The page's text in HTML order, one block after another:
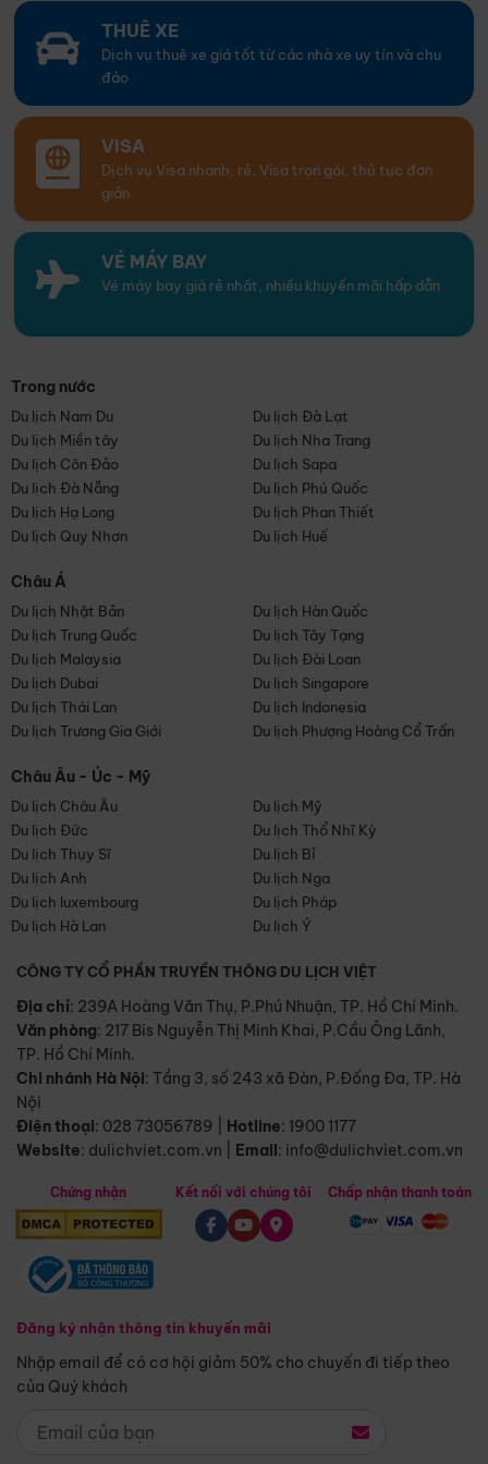
THUÊ XE
Dịch vụ thuê xe giá tốt từ các nhà xe uy tín và chu
đáo
VISA
Dịch vụ Visa nhanh, rẻ. Visa trọn gói, thủ tục đơn
giản
VÉ MÁY BAY
Vé máy bay giá rẻ nhất, nhiều khuyến mãi hấp dẫn
Trong nước
Du lịch Nam Du
Du lịch Đà Lạt
Du lịch Miền tây
Du lịch Nha Trang
Du lịch Côn Đảo
Du lịch Sapa
Du lịch Đà Nẵng
Du lịch Phú Quốc
Du lịch Hạ Long
Du lịch Phan Thiết
Du lịch Quy Nhơn
Du lịch Huế
Châu Á
Du lịch Nhật Bản
Du lịch Hàn Quốc
Du lịch Trung Quốc
Du lịch Tây Tạng
Du lịch Malaysia
Du lịch Đài Loan
Du lịch Dubai
Du lịch Singapore
Du lịch Thái Lan
Du lịch Indonesia
Du lịch Trương Gia Giới
Du lịch Phượng Hoàng Cổ Trấn
Châu Âu - Úc - Mỹ
Du lịch Châu Âu
Du lịch Mỹ
Du lịch Đức
Du lịch Thổ Nhĩ Kỳ
Du lịch Thụy Sĩ
Du lịch Bỉ
Du lịch Anh
Du lịch Nga
Du lịch luxembourg
Du lịch Pháp
Du lịch Hà Lan
Du lịch Ý
CÔNG TY CỔ PHẦN TRUYỀN THÔNG DU LỊCH VIỆT
Địa chỉ: 239A Hoàng Văn Thụ, P.Phú Nhuận, TP. Hồ Chí Minh.
Văn phòng: 217 Bis Nguyễn Thị Minh Khai, P.Cầu Ông Lãnh,
TP. Hồ Chí Minh.
Chi nhánh Hà Nội: Tầng 3, số 243 xã Đàn, P.Đống Đa, TP. Hà
Nội
Điện thoại: 028 73056789 Hotline: 1900 1177
Website: dulichviet.com.vn Email: info@dulichviet.com.vn
Chứng nhận
Đăng ký nhận thông tin khuyến mãi
Nhập email để có cơ hội giảm 50% cho chuyến đi tiếp theo
của Quý khách
Kết nối với chúng tôi Chấp nhận thanh toán